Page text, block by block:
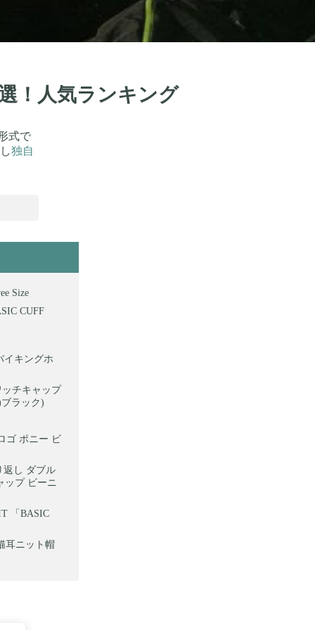
！人気ランキング
式で
独自
Size
CUFF
イキングホ
チキャップ
ラック)
ゴ ポニー ビ
返し ダブル
ップ ビーニ
「BASIC
耳ニット帽